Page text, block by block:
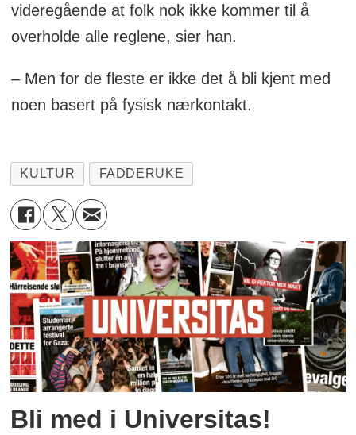
videregående at folk nok ikke kommer til å
overholde alle reglene, sier han.
– Men for de fleste er ikke det å bli kjent med
noen basert på fysisk nærkontakt.
KULTUR FADDERUKE
Bli med i Universitas!